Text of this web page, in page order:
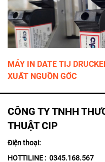
MÁY IN DATE TIJ
XUẤT NGUỒN GỐC
CÔNG TY TNHH
THUẬT CIP
Điện thoại:
HOTTILINE :